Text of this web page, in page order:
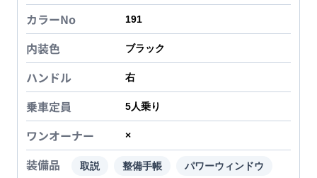
カラーNo 191
内装色 ブラック
ハンドル 右
乗車定員 5人乗り
ワンオーナー ×
装備品 取説 整備手帳 パワーウィンドウ